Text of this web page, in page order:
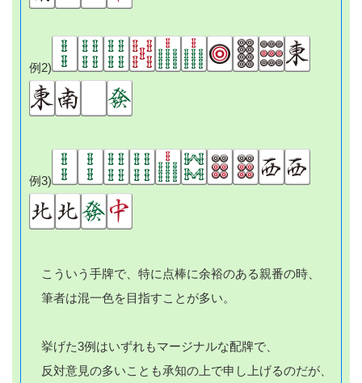
例2)
例3)
こういう手牌で、特に点棒に余裕のある親番の時、
筆者は混一色を目指すことが多い。
挙げた3例はいずれもマージナルな配牌で、
反対意見の多いことも承知の上で申し上げるのだが、